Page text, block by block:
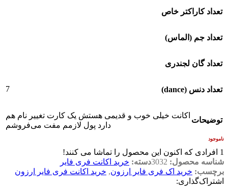
تعداد کاراکتر خاص
تعداد جم (الماس)
تعداد گان لجندری
تعداد دنس (dance) 7
توضیحات
اکانت خیلی خوب و قدیمی هستش یک کارت تغییر نام هم
دارد پول لازمم مفت می‌فروشم
ناموجود
1 افرادی که اکنون این محصول را تماشا می کنند!
شناسه محصول: 3032دسته: خرید اکانت فری فایر
برچسب: خرید اک فری فایر ارزون, خرید اکانت فری فایر ارزون
اشتراک‌گذاری: